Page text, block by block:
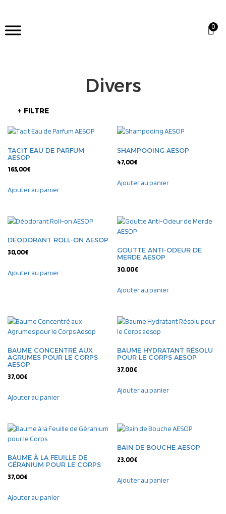
0
Divers
+ FILTRE
TACIT EAU DE PARFUM
AESOP
165,00€
Ajouter au panier
SHAMPOOING AESOP
47,00€
Ajouter au panier
DÉODORANT ROLL-ON AESOP
30,00€
Ajouter au panier
GOUTTE ANTI-ODEUR DE
MERDE AESOP
30,00€
Ajouter au panier
BAUME CONCENTRÉ AUX
AGRUMES POUR LE CORPS
AESOP
37,00€
Ajouter au panier
BAUME HYDRATANT RÉSOLU
POUR LE CORPS AESOP
37,00€
Ajouter au panier
BAUME À LA FEUILLE DE
GÉRANIUM POUR LE CORPS
37,00€
Ajouter au panier
BAIN DE BOUCHE AESOP
23,00€
Ajouter au panier